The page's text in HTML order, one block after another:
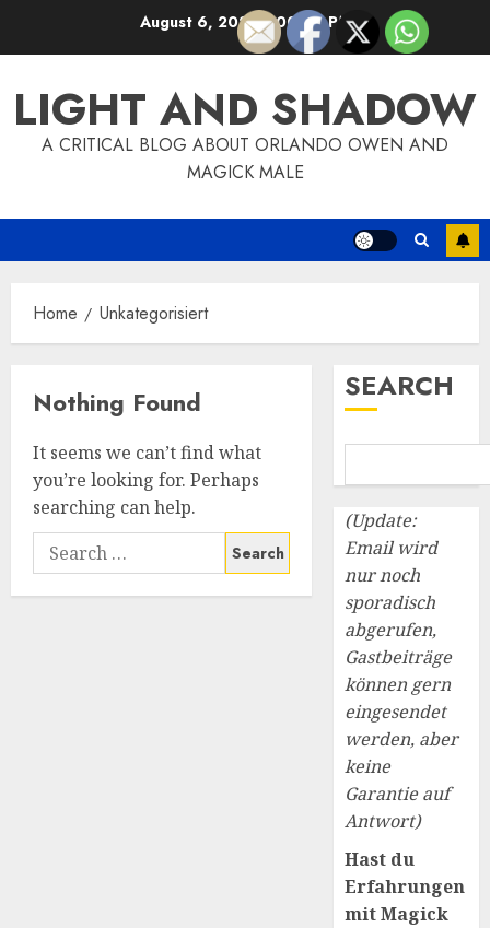
August 6, 20261:00:10 PM
LIGHT AND SHADOW
A CRITICAL BLOG ABOUT ORLANDO OWEN AND
MAGICK MALE
Home Unkategorisiert
Nothing Found
It seems we can’t find what
you’re looking for. Perhaps
searching can help.
Search
for:
SEARCH
(Update:
Email wird
nur noch
sporadisch
abgerufen,
Gastbeiträge
können gern
eingesendet
werden, aber
keine
Garantie auf
Antwort)
Hast du
Erfahrungen
mit Magick